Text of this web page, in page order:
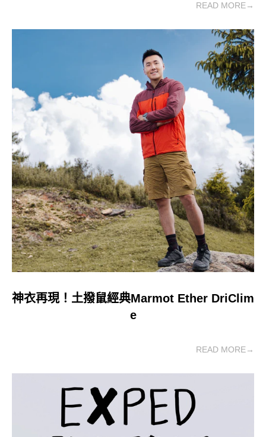
READ MORE→
神衣再現！土撥鼠經典Marmot Ether DriClim
e
READ MORE→